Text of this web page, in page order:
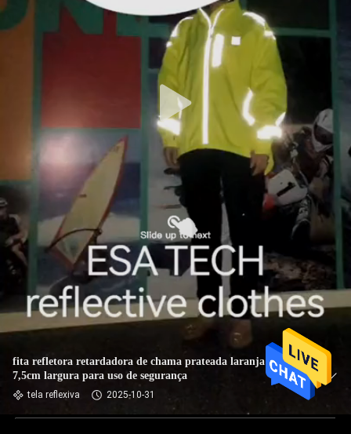
fita refletora retardadora de chama prateada laranja 5cm /
7,5cm largura para uso de segurança
tela reflexiva 2025-10-31